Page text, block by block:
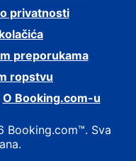
privatnosti
preporukama
ropstvu
O Booking.com-u
Booking.com™. Sva